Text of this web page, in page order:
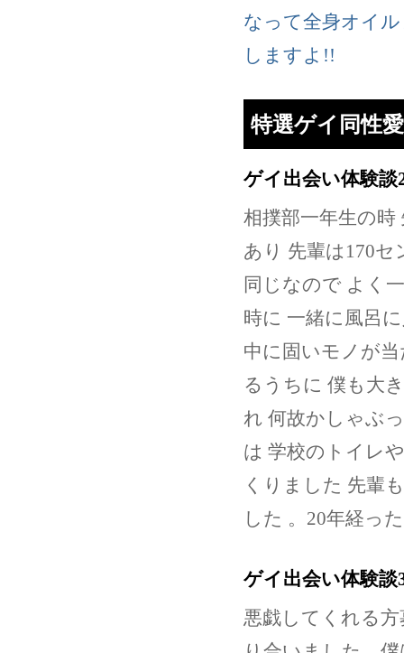
なって全身オイ
しますよ!!
特選ゲイ同性
ゲイ出会い体験談
相撲部一年生の時
あり 先輩は170
同じなので よく
時に 一緒に風呂
中に固いモノが
るうちに 僕も大
れ 何故かしゃぶ
は 学校のトイレ
くりました 先輩
した 。20年経っ
ゲイ出会い体験談
悪戯してくれる